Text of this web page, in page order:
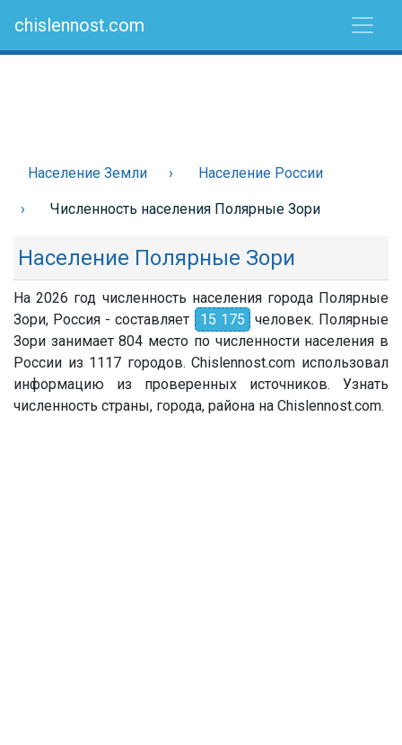
chislennost.com
Население Земли Население России
Численность населения Полярные Зори
Население Полярные Зори
На 2026 год численность населения города Полярные
Зори, Россия - составляет
15 175 человек. Полярные
Зори занимает 804 место по численности населения в
России из 1117 городов. Chislennost.com использовал
информацию из проверенных источников. Узнать
численность страны, города, района на Chislennost.com.